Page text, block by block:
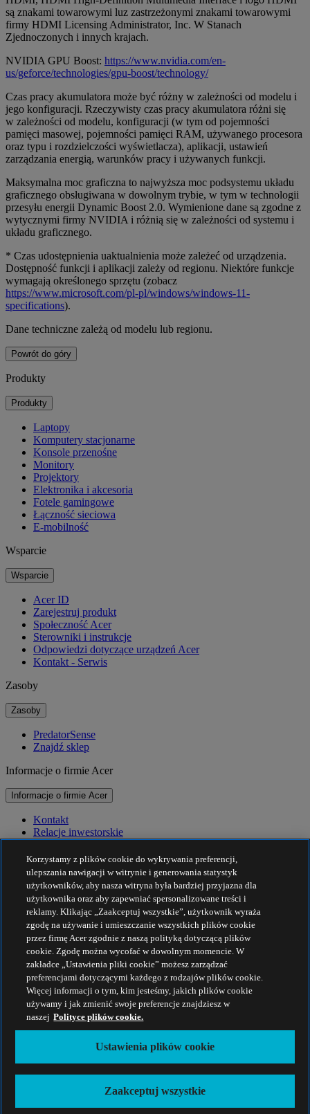
są znakami towarowymi luz zastrzeżonymi znakami towarowymi
firmy HDMI Licensing Administrator, Inc. W Stanach
Zjednoczonych i innych krajach.
NVIDIA GPU Boost: https://www.nvidia.com/en-
us/geforce/technologies/gpu-boost/technology/
Czas pracy akumulatora może być różny w zależności od modelu i
jego konfiguracji. Rzeczywisty czas pracy akumulatora różni się
w zależności od modelu, konfiguracji (w tym od pojemności
pamięci masowej, pojemności pamięci RAM, używanego procesora
oraz typu i rozdzielczości wyświetlacza), aplikacji, ustawień
zarządzania energią, warunków pracy i używanych funkcji.
Maksymalna moc graficzna to najwyższa moc podsystemu układu
graficznego obsługiwana w dowolnym trybie, w tym w technologii
przesyłu energii Dynamic Boost 2.0. Wymienione dane są zgodne z
wytycznymi firmy NVIDIA i różnią się w zależności od systemu i
układu graficznego.
* Czas udostępnienia uaktualnienia może zależeć od urządzenia.
Dostępność funkcji i aplikacji zależy od regionu. Niektóre funkcje
wymagają określonego sprzętu (zobacz
https://www.microsoft.com/pl-pl/windows/windows-11-
specifications).
Dane techniczne zależą od modelu lub regionu.
Powrót do góry
Produkty
Produkty
Laptopy
Komputery stacjonarne
Konsole przenośne
Monitory
Projektory
Elektronika i akcesoria
Fotele gamingowe
Łączność sieciowa
E-mobilność
Wsparcie
Wsparcie
Acer ID
Zarejestruj produkt
Społeczność Acer
Sterowniki i instrukcje
Odpowiedzi dotyczące urządzeń Acer
Kontakt - Serwis
Zasoby
Zasoby
PredatorSense
Znajdź sklep
Informacje o firmie Acer
Informacje o firmie Acer
Kontakt
Relacje inwestorskie
Nagrody
Wydarzenia
Zrównoważony rozwój
Zrównoważony rozwój
Społeczna odpowiedzialność biznesu
Ślad węglowy produktu
Projekt Humanity
Earthion
Polityka prywatności
Zasady dot. plików cookie
Nota prawna
Dodatkowe informacje prawne
Ustawienia plików cookie
Polska - Polski
Korzystamy z plików cookie do wykrywania preferencji,
ulepszania nawigacji w witrynie i generowania statystyk
użytkowników, aby nasza witryna była bardziej przyjazna dla
użytkownika oraz aby zapewniać spersonalizowane treści i
reklamy. Klikając „Zaakceptuj wszystkie”, użytkownik wyraża
zgodę na używanie i umieszczanie wszystkich plików cookie
przez firmę Acer zgodnie z naszą polityką dotyczącą plików
cookie. Zgodę można wycofać w dowolnym momencie. W
zakładce „Ustawienia pliki cookie” możesz zarządzać
preferencjami dotyczącymi każdego z rodzajów plików cookie.
Więcej informacji o tym, kim jesteśmy, jakich plików cookie
używamy i jak zmienić swoje preferencje znajdziesz w
naszej Polityce plików cookie.
Ustawienia plików cookie
Zaakceptuj wszystkie